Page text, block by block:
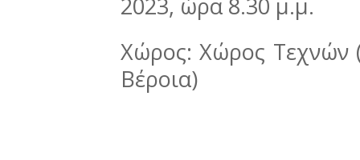
2023, ώρα 8.30 μ.μ.
Χώρος: Χώρος Τεχνών
Βέροια)